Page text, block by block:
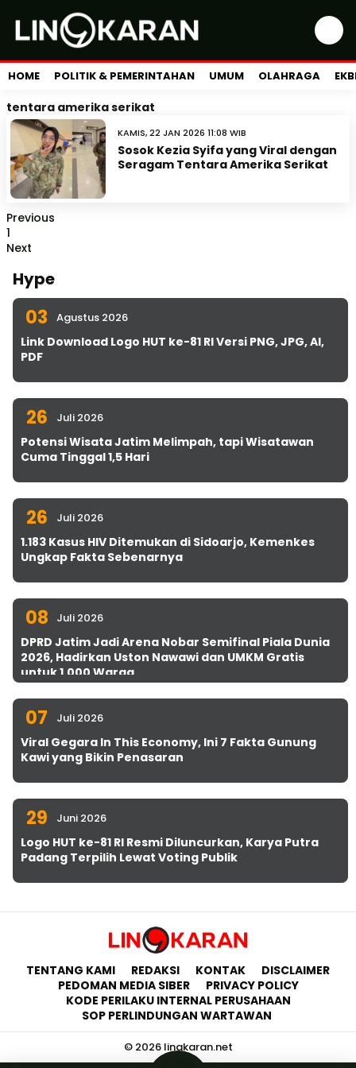
HOME POLITIK & PEMERINTAHAN UMUM OLAHRAGA
tentara amerika serikat
KAMIS, 22 JAN 2026 11:08 WIB
Sosok Kezia Syifa yang Viral dengan
Seragam Tentara Amerika Serikat
Previous
1
Next
Hype
03 Agustus 2026
Link Download Logo HUT ke-81 RI Versi PNG, JPG, AI,
PDF
26 Juli 2026
Potensi Wisata Jatim Melimpah, tapi Wisatawan
Cuma Tinggal 1,5 Hari
26 Juli 2026
1.183 Kasus HIV Ditemukan di Sidoarjo, Kemenkes
Ungkap Fakta Sebenarnya
08 Juli 2026
DPRD Jatim Jadi Arena Nobar Semifinal Piala Dunia
2026, Hadirkan Uston Nawawi dan UMKM Gratis
untuk 1.000 Warga
07 Juli 2026
Viral Gegara In This Economy, Ini 7 Fakta Gunung
Kawi yang Bikin Penasaran
29 Juni 2026
Logo HUT ke-81 RI Resmi Diluncurkan, Karya Putra
Padang Terpilih Lewat Voting Publik
TENTANG KAMI REDAKSI KONTAK
DISCLAIMER
PEDOMAN MEDIA SIBER
PRIVACY POLICY
KODE PERILAKU INTERNAL PERUSAHAAN
SOP PERLINDUNGAN WARTAWAN
© 2026 lingkaran.net